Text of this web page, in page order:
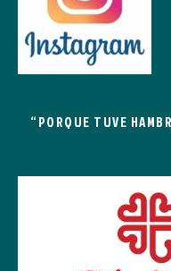
“PORQUE TUVE